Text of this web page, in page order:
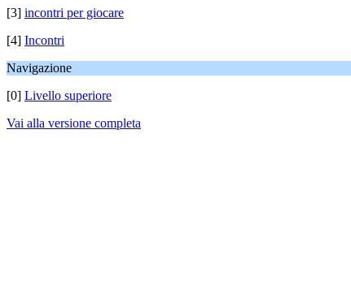
[3] incontri per giocare
[4] Incontri
Navigazione
[0] Livello superiore
Vai alla versione completa